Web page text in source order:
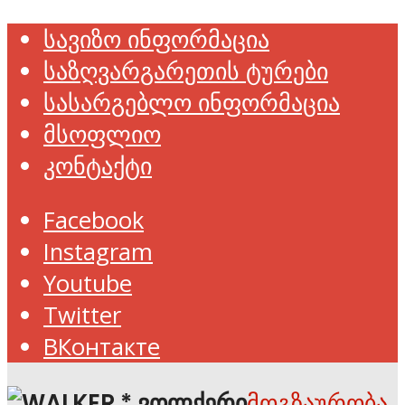
სავიზო ინფორმაცია
საზღვარგარეთის ტურები
სასარგებლო ინფორმაცია
მსოფლიო
კონტაქტი
Facebook
Instagram
Youtube
Twitter
ВКонтакте